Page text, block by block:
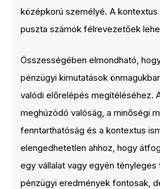
középkorú személyé. A kontextus
puszta számok félrevezetőek
Összességében elmondható,
pénzügyi kimutatások
valódi előrelépés megítéléséhez.
meghúzódó valóság, a minőségi
fenntarthatóság és a kontextus
elengedhetetlen ahhoz, hogy
egy vállalat vagy egyén
pénzügyi eredmények fontosak,